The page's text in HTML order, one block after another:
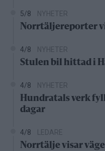
5/8 NYHETER
Norrtäljereporter
4/8 NYHETER
Stulen bil hittad i
4/8 NYHETER
Hundratals verk
dagar
4/8 LEDARE
Norrtälje visar